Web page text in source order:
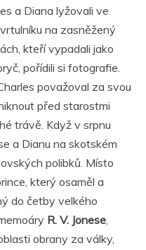
a Diana lyžovali ve
na zasněžený
kteří vypadali jako
pořídili si fotografie.
považoval za svou
před starostmi
trávě. Když v srpnu
a Dianu na skotském
polibků. Místo
který osaměl a
do četby velkého
R. V. Jonese,
obrany za války,